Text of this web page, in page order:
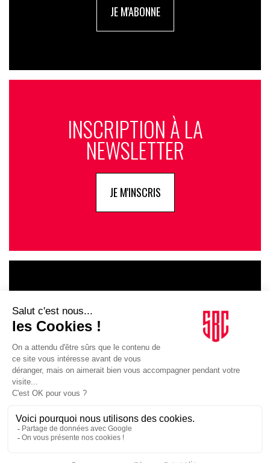
JE M'ABONNE
INSCRIPTION À LA
NEWSLETTER
JE M'INSCRIS
INFLUENCIA
JE DÉCOUVRE LE GROUPE